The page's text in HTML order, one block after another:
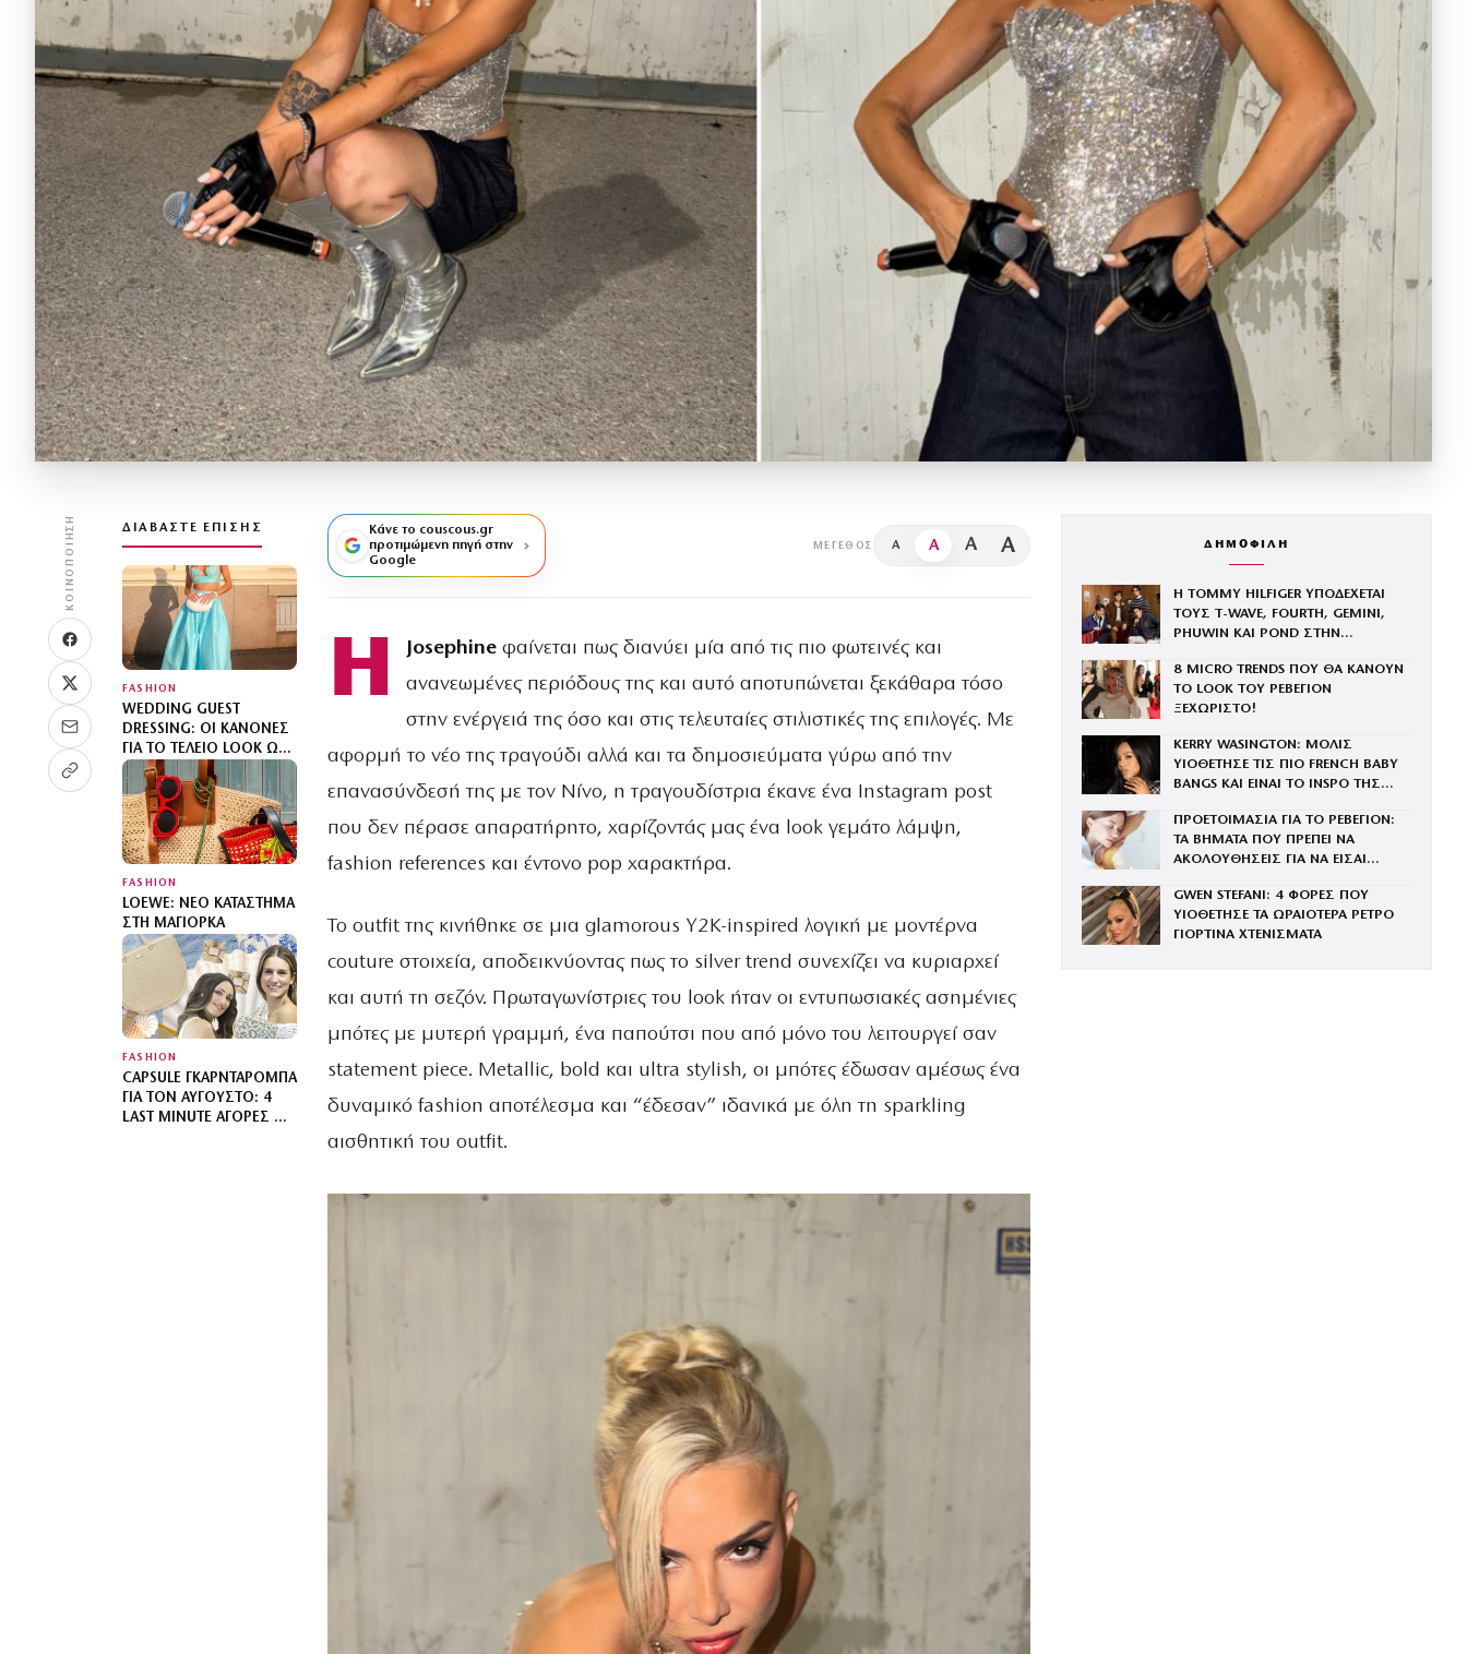
ΚΟΙΝΟΠΟΊΗΣΗ ΔΙΑΒΆΣΤΕ ΕΠΊΣΗΣ
FASHION
WEDDING GUEST
DRESSING: ΟΙ ΚΑΝΌΝΕΣ
ΓΙΑ ΤΟ ΤΈΛΕΙΟ LOOK ΩΣ
ΚΑΛΕΣΜΈΝΗ ΣΕ ΓΆΜΟ
FASHION
LOEWE: ΝΈΟ ΚΑΤΆΣΤΗΜΑ
ΣΤΗ ΜΑΓΙΌΡΚΑ
FASHION
CAPSULE ΓΚΑΡΝΤΑΡΌΜΠΑ
ΓΙΑ ΤΟΝ ΑΎΓΟΥΣΤΟ: 4
LAST MINUTE ΑΓΟΡΈΣ ΜΕ
Κάνε το couscous.gr
προτιμώμενη πηγή στην
Google
ΜΈΓΕΘΟΣ A A A A
Η Josephine φαίνεται πως διανύει μία από τις πιο φωτεινές και
ανανεωμένες περιόδους της και αυτό αποτυπώνεται ξεκάθαρα τόσο
στην ενέργειά της όσο και στις τελευταίες στιλιστικές της επιλογές. Με
αφορμή το νέο της τραγούδι αλλά και τα δημοσιεύματα γύρω από την
επανασύνδεσή της με τον Νίνο, η τραγουδίστρια έκανε ένα Instagram post
που δεν πέρασε απαρατήρητο, χαρίζοντάς μας ένα look γεμάτο λάμψη,
fashion references και έντονο pop χαρακτήρα.
Το outfit της κινήθηκε σε μια glamorous Y2K-inspired λογική με μοντέρνα
couture στοιχεία, αποδεικνύοντας πως το silver trend συνεχίζει να κυριαρχεί
και αυτή τη σεζόν. Πρωταγωνίστριες του look ήταν οι εντυπωσιακές ασημένιες
μπότες με μυτερή γραμμή, ένα παπούτσι που από μόνο του λειτουργεί σαν
statement piece. Metallic, bold και ultra stylish, οι μπότες έδωσαν αμέσως ένα
δυναμικό fashion αποτέλεσμα και “έδεσαν” ιδανικά με όλη τη sparkling
αισθητική του outfit.
ΔΗΜΟΦΙΛΗ
Η TOMMY HILFIGER ΥΠΟΔΕΧΕΤΑΙ
ΤΟΥΣ Τ-WAVE, FOURTH, GEMINI,
PHUWIN ΚΑΙ POND ΣΤΗΝ
8 MICRO TRENDS ΠΟΥ ΘΑ ΚΑΝΟΥΝ
ΤΟ LOOK ΤΟΥ ΡΕΒΕΓΙΟΝ
ΞΕΧΩΡΙΣΤΟ!
KERRY WASINGTON: ΜΟΛΙΣ
ΥΙΟΘΕΤΗΣΕ ΤΙΣ ΠΙΟ FRENCH BABY
BANGS ΚΑΙ ΕΙΝΑΙ ΤΟ INSPO ΤΗΣ
ΠΡΟΕΤΟΙΜΑΣΙΑ ΓΙΑ ΤΟ ΡΕΒΕΓΙΟΝ:
ΤΑ ΒΗΜΑΤΑ ΠΟΥ ΠΡΕΠΕΙ ΝΑ
ΑΚΟΛΟΥΘΗΣΕΙΣ ΓΙΑ ΝΑ ΕΙΣΑΙ
ΒΡΑΔΙΑ ΤΟΥ ΧΡΟΝΟΥ
GWEN STEFANI: 4 ΦΟΡΕΣ ΠΟΥ
ΥΙΟΘΕΤΗΣΕ ΤΑ ΩΡΑΙΟΤΕΡΑ ΡΕΤΡΟ
ΓΙΟΡΤΙΝΑ ΧΤΕΝΙΣΜΑΤΑ